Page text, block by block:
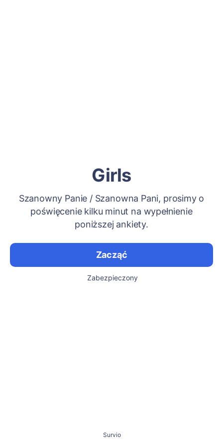
Girls
Szanowny Panie / Szanowna Pani, prosimy o
poświęcenie kilku minut na wypełnienie
poniższej ankiety.
Zacząć
Zabezpieczony
Survio